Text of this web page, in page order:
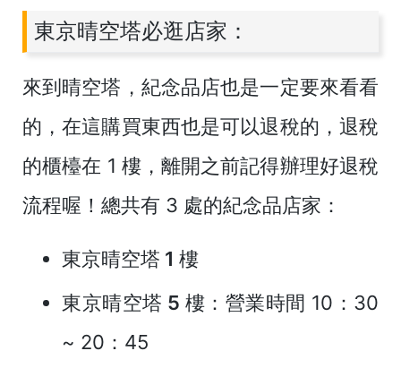
東京晴空塔必逛店家：
來到晴空塔，紀念品店也是一定要來看看
的，在這購買東西也是可以退稅的，退稅
的櫃檯在 1 樓，離開之前記得辦理好退稅
流程喔！總共有 3 處的紀念品店家：
東京晴空塔 1 樓
東京晴空塔 5 樓 ：營業時間 10：30
~ 20：45